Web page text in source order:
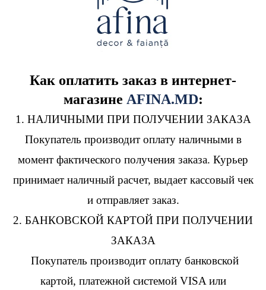
Как оплатить заказ в интернет-
магазине AFINA.MD:
1. НАЛИЧНЫМИ ПРИ ПОЛУЧЕНИИ ЗАКАЗА
Покупатель производит оплату наличными в
момент фактического получения заказа. Курьер
принимает наличный расчет, выдает кассовый чек
и отправляет заказ.
2. БАНКОВСКОЙ КАРТОЙ ПРИ ПОЛУЧЕНИИ
ЗАКАЗА
Покупатель производит оплату банковской
картой, платежной системой VISA или